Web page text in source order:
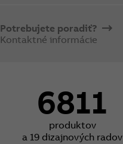
Potrebujete poradiť?
Kontaktné informácie
6811
produktov
a 19 dizajnových radov